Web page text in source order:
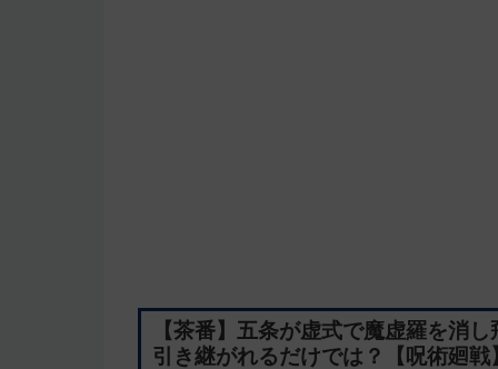
【茶番】五条が虚式で魔虚羅を消
引き継がれるだけでは？【呪術廻戦